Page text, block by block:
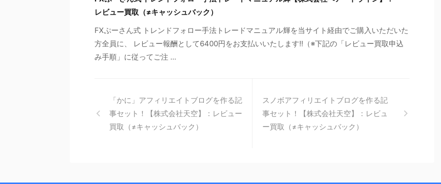
レビュー買取（≠キャッシュバック）
FXぷーさん式 トレンドフォロー手法トレードマニュアル輝を当サイト経由でご購入いただいた
方全員に、 レビュー報酬として6400円をお支払いいたします!!（※下記の「レビュー買取申込
み手順」に従ってご注 ...
「かに」アフィリエイトブログを作る記
事セット！【株式会社天空】：レビュー
買取（≠キャッシュバック）
スノボアフィリエイトブログを作る記
事セット！【株式会社天空】：レビュ
ー買取（≠キャッシュバック）